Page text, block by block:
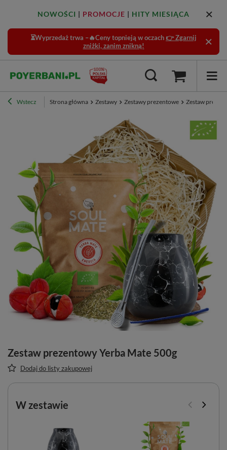
NOWOŚCI | PROMOCJE | HITY MIESIĄCA
⏳Wyprzedaż trwa –🔥Ceny topnieją w oczach 👉 Zgarnij
zniżki, zanim znikną!
Wstecz Strona główna Zestawy Zestawy prezentowe Zestaw
Zestaw prezentowy Yerba Mate 500g
Dodaj do listy zakupowej
W zestawie